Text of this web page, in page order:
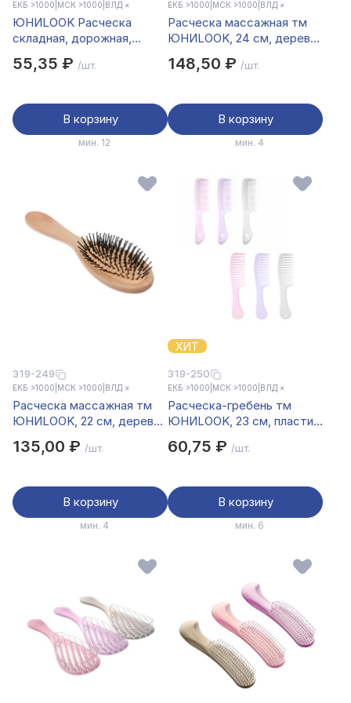
ЕКБ >1000 МСК >1000 ВЛД ×
ЮНИLOOK Расческа
складная, дорожная,
2 цвета
55,35 ₽ /шт.
В корзину
мин. 12
ЕКБ >1000 МСК >1000 ВЛД ×
Расческа массажная тм
ЮНИLOOK, 24 см, дерево,
148,50 ₽ /шт.
В корзину
мин. 4
319-249
ЕКБ >1000 МСК >1000 ВЛД ×
Расческа массажная тм
ЮНИLOOK, 22 см, дерево,
135,00 ₽ /шт.
В корзину
мин. 4
ХИТ
319-250
ЕКБ >1000 МСК >1000 ВЛД ×
Расческа-гребень тм
ЮНИLOOK, 23 см, пластик,
60,75 ₽ /шт.
В корзину
мин. 6